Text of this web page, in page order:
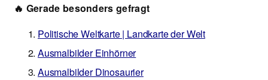
🔥 Gerade besonders gefragt
Politische Weltkarte | Landkarte der Welt
Ausmalbilder Einhörner
Ausmalbilder Dinosaurier